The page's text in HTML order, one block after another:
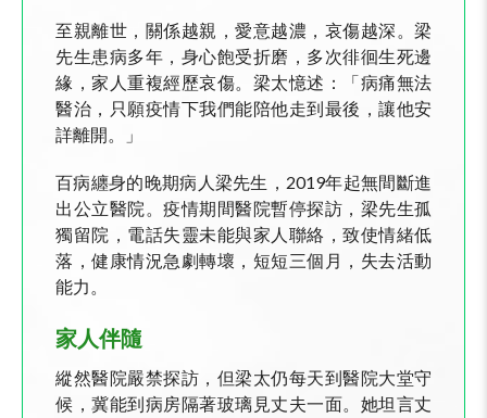
至親離世，關係越親，愛意越濃，哀傷越深。梁
先生患病多年，身心飽受折磨，多次徘徊生死邊
緣，家人重複經歷哀傷。梁太憶述：「病痛無法
醫治，只願疫情下我們能陪他走到最後，讓他安
詳離開。」
百病纏身的晚期病人梁先生，2019年起無間斷進
出公立醫院。疫情期間醫院暫停探訪，梁先生孤
獨留院，電話失靈未能與家人聯絡，致使情緒低
落，健康情況急劇轉壞，短短三個月，失去活動
能力。
家人伴隨
縱然醫院嚴禁探訪，但梁太仍每天到醫院大堂守
候，冀能到病房隔著玻璃見丈夫一面。她坦言丈